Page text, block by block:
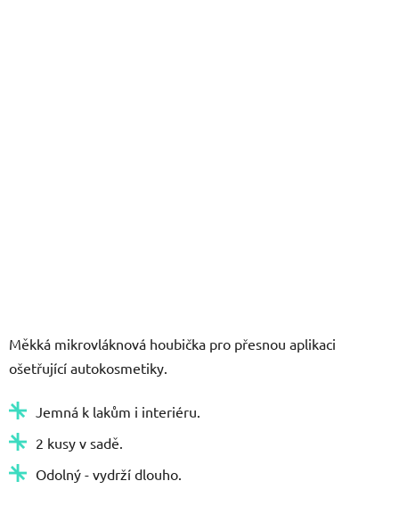
Měkká mikrovláknová houbička pro přesnou aplikaci
ošetřující autokosmetiky.
Jemná k lakům i interiéru.
2 kusy v sadě.
Odolný - vydrží dlouho.